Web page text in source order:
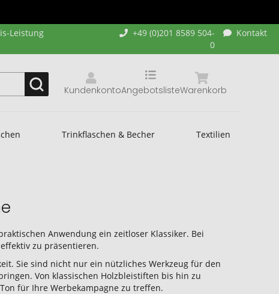
Leistung
+49 (0)201 8589 504-
0
Kontakt
Kundenkonto Warenkorb
Angebotsliste
Trinkflaschen & Becher Textilien
Anwendung ein zeitloser Klassiker. Bei
zu präsentieren.
Sie sind nicht nur ein nützliches Werkzeug für den
Von klassischen Holzbleistiften bis hin zu
für Ihre Werbekampagne zu treffen.